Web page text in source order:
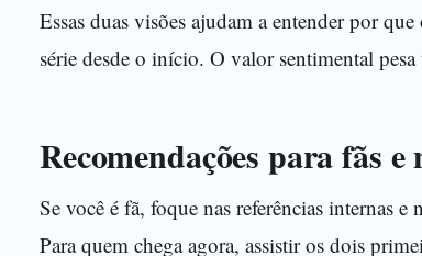
Essas duas visões ajudam a entender por
série desde o início. O valor sentimental
Recomendações para fãs e
Se você é fã, foque nas referências internas
Para quem chega agora, assistir os dois